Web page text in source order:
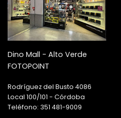
Dino Mall - Alto Verde
FOTOPOINT
Rodríguez del Busto 4086
Local 100/101 - Córdoba
Teléfono: 351 481-9009